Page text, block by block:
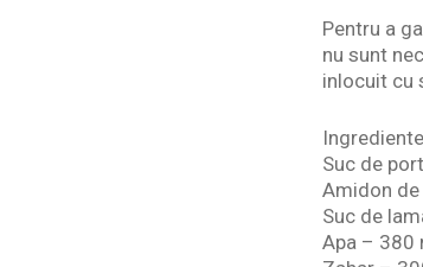
Pentru a
nu sunt
inlocuit cu
Suc de
Amidon
Suc de
Apa – 380